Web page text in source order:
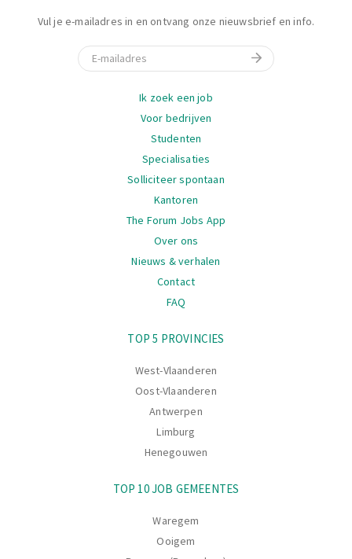
Vul je e-mailadres in en ontvang onze nieuwsbrief en info.
E-mail
Ik zoek een job
Voor bedrijven
Studenten
Specialisaties
Solliciteer spontaan
Kantoren
The Forum Jobs App
Over ons
Nieuws & verhalen
Contact
FAQ
TOP 5 PROVINCIES
West-Vlaanderen
Oost-Vlaanderen
Antwerpen
Limburg
Henegouwen
TOP 10 JOB GEMEENTES
Waregem
Ooigem